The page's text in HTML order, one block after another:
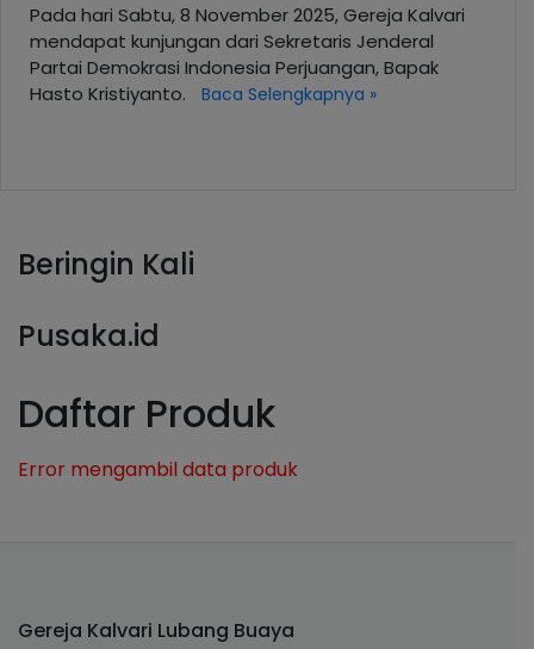
Pada hari Sabtu, 8 November 2025, Gereja Kalvari
mendapat kunjungan dari Sekretaris Jenderal
Partai Demokrasi Indonesia Perjuangan, Bapak
Hasto Kristiyanto.
Baca Selengkapnya »
Beringin Kali
Pusaka.id
Daftar Produk
Error mengambil data produk
Gereja Kalvari Lubang Buaya